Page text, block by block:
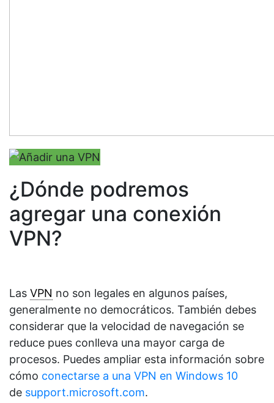
¿Dónde podremos
agregar una conexión
VPN?
Las VPN no son legales en algunos países,
generalmente no democráticos. También debes
considerar que la velocidad de navegación se
reduce pues conlleva una mayor carga de
procesos. Puedes ampliar esta información sobre
cómo conectarse a una VPN en Windows 10
de support.microsoft.com.